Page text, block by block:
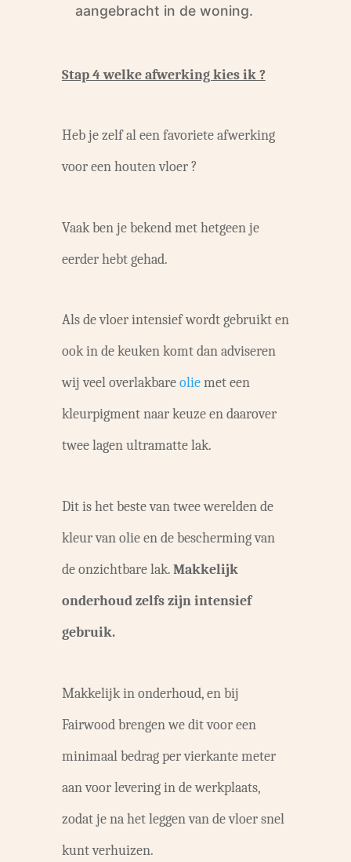
aangebracht in de woning.
Stap 4 welke afwerking kies ik ?
Heb je zelf al een favoriete afwerking
voor een houten vloer ?
Vaak ben je bekend met hetgeen je
eerder hebt gehad.
Als de vloer intensief wordt gebruikt en
ook in de keuken komt dan adviseren
wij veel overlakbare oliemet een
kleurpigment naar keuze en daarover
twee lagen ultramatte lak.
Dit is het beste van twee werelden de
kleur van olie en de bescherming van
de onzichtbare lak. Makkelijk
onderhoud zelfs zijn intensief
gebruik.
Makkelijk in onderhoud, en bij
Fairwood brengen we dit voor een
minimaal bedrag per vierkante meter
aan voor levering in de werkplaats,
zodat je na het leggen van de vloer snel
kunt verhuizen.